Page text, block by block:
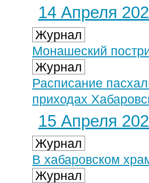
14 Апреля
Журнал
Монашеский
Журнал
Расписание
приходах
15 Апреля
Журнал
В хабаровском
Журнал